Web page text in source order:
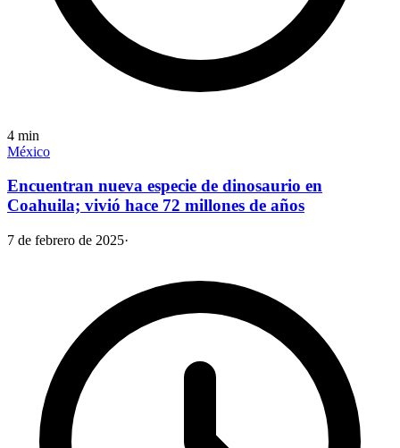
4 min
México
Encuentran nueva especie de dinosaurio en
Coahuila; vivió hace 72 millones de años
7 de febrero de 2025·